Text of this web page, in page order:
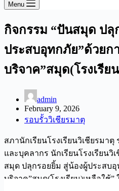
Menu
กิจกรรม “ปันสมุด ปลุ
ประสบอุทกภัย”ด้วยก
บริจาค”สมุด(โรงเรีย
admin
February 9, 2026
รอบรั้ววิเชียรมาตุ
สภานักเรียนโรงเรียนวิเชียรม
และบุคลากร นักเรียนโรงเรียนวิ
สมุด ปลุกรอยยิ้ม สู่น้องผู้ประสบอุ
บริจาค”สมุด(โรงเรียน)เหลือใช้